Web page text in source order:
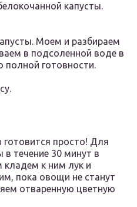
капусты.
Моем и разбираем
в подсоленной воде в
полной готовности.
готовится просто! Для
в течение 30 минут в
кладем к ним лук и
пока овощи не станут
отваренную цветную